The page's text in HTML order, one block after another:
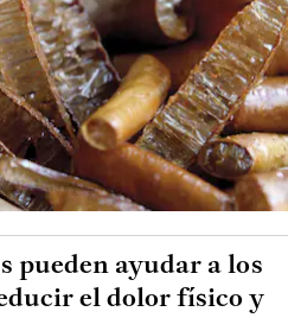
pueden ayudar a los
el dolor físico y